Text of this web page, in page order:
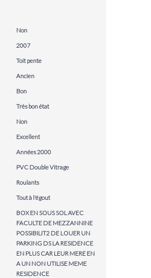
Non
2007
Toit pente
Ancien
Bon
Très bon état
Non
Excellent
Années 2000
PVC Double Vitrage
Roulants
Tout à l'égout
BOX EN SOUS SOL AVEC
FACULTE DE MEZZANNINE
POSSIBILIT2 DE LOUER UN
PARKING DS LA RESIDENCE
EN PLUS CAR LEUR MERE EN
A UN NON UTILISE MEME
RESIDENCE